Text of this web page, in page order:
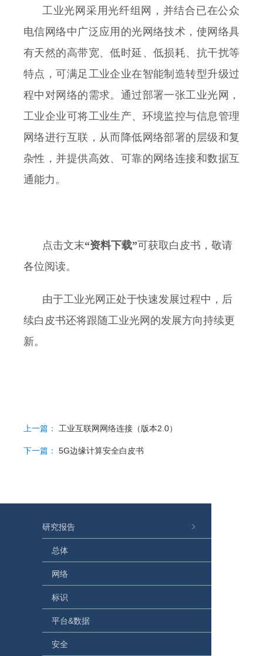
工业光网采用光纤组网，并结合已在公众
电信网络中广泛应用的光网络技术，使网络具
有天然的高带宽、低时延、低损耗、抗干扰等
特点，可满足工业企业在智能制造转型升级过
程中对网络的需求。通过部署一张工业光网，
工业企业可将工业生产、环境监控与信息管理
网络进行互联，从而降低网络部署的层级和复
杂性，并提供高效、可靠的网络连接和数据互
通能力。
点击文末“资料下载”可获取白皮书，敬请
各位阅读。
由于工业光网正处于快速发展过程中，后
续白皮书还将跟随工业光网的发展方向持续更
新。
上一篇： 工业互联网网络连接（版本2.0）
下一篇： 5G边缘计算安全白皮书
研究报告
总体
网络
标识
平台&数据
安全